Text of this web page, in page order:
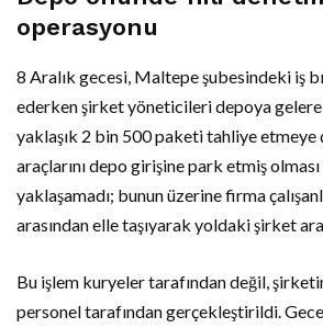
operasyonu
8 Aralık gecesi, Maltepe şubesindeki iş
ederken şirket yöneticileri depoya
yaklaşık 2 bin 500 paketi tahliye etmeye
araçlarını depo girişine park etmiş
yaklaşamadı; bunun üzerine firma
arasından elle taşıyarak yoldaki şirket
Bu işlem kuryeler tarafından değil,
personel tarafından gerçekleştirildi.